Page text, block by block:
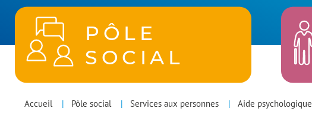
POLES
PÔLE
SOCIAL
You
Accueil Pôle social Services aux personnes Aide psychologique